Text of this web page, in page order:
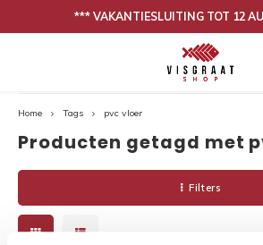
Hoofdmenu / onze collectie
Eiken vloeren
Lijm
Hoofdmenu / binnenkijken
Woonkamer
*** VAKANTIESLUITING TOT 12
BEZORGING IN NEDERLAND
Home Tags pvc vloer
Producten getagd met
Filters